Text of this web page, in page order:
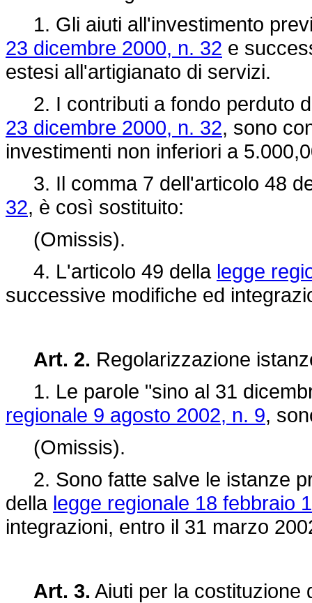
1. Gli aiuti all'investimento
23 dicembre 2000, n. 32 e
estesi all'artigianato di servizi.
2. I contributi a fondo perduto
23 dicembre 2000, n. 32, sono
investimenti non inferiori a
3. Il comma 7 dell'articolo 48
32, è così sostituito:
(Omissis).
4. L'articolo 49 della legge
successive modifiche ed
Art. 2. Regolarizzazione
1. Le parole "sino al 31
regionale 9 agosto 2002, n. 9,
(Omissis).
2. Sono fatte salve le istanze
della legge regionale 18 febbraio
integrazioni, entro il 31 marzo
Art. 3. Aiuti per la costituzione